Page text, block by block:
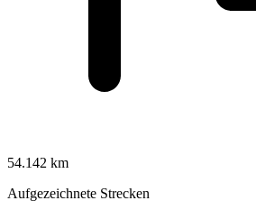
54.142 km
Aufgezeichnete Strecken